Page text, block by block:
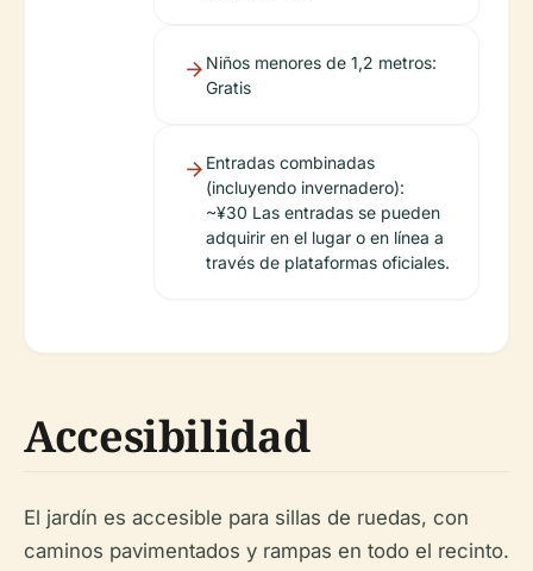
Niños menores de 1,2 metros:
Gratis
Entradas combinadas
(incluyendo invernadero):
~¥30 Las entradas se pueden
adquirir en el lugar o en línea a
través de plataformas oficiales.
Accesibilidad
El jardín es accesible para sillas de ruedas, con
caminos pavimentados y rampas en todo el recinto.